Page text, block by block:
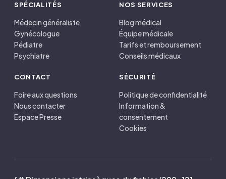
SPÉCIALITÉS
Médecin généraliste
Gynécologue
Pédiatre
Psychiatre
NOS SERVICES
Blog médical
Équipe médicale
Tarifs et remboursement
Conseils médicaux
CONTACT
Foire aux questions
Nous contacter
Espace Presse
SÉCURITÉ
Politique de confidentialité
Information &
consentement
Cookies